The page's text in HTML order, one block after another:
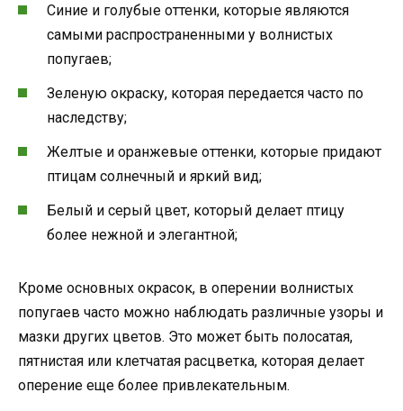
Синие и голубые оттенки, которые являются
самыми распространенными у волнистых
попугаев;
Зеленую окраску, которая передается часто по
наследству;
Желтые и оранжевые оттенки, которые придают
птицам солнечный и яркий вид;
Белый и серый цвет, который делает птицу
более нежной и элегантной;
Кроме основных окрасок, в оперении волнистых
попугаев часто можно наблюдать различные узоры и
мазки других цветов. Это может быть полосатая,
пятнистая или клетчатая расцветка, которая делает
оперение еще более привлекательным.